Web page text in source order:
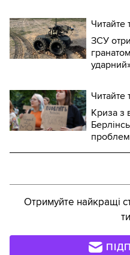
Читайте
ЗСУ
Читайте
Криза з
Отримуйте найкращі